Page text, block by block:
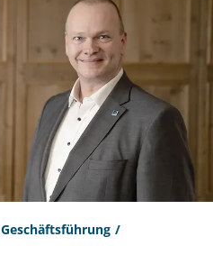
Geschäftsführung